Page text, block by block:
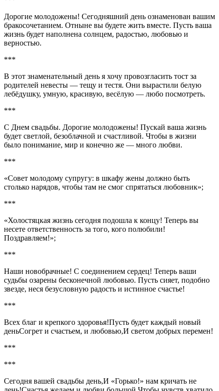
Дорогие молодожены! Сегодняшний день ознаменован вашим
бракосочетанием. Отныне вы будете жить вместе. Пусть ваша
жизнь будет наполнена солнцем, радостью, любовью и
верностью.
***
В этот знаменательный день я хочу провозгласить тост за
родителей невесты — тещу и тестя. Они вырастили белую
лебёдушку, умную, красивую, весёлую — любо посмотреть.
***
С Днем свадьбы. Дорогие молодожены! Пускай ваша жизнь
будет светлой, безоблачной и счастливой. Чтобы в жизни
было понимание, мир и конечно же — много любви.
***
«Совет молодому супругу: в шкафу жены должно быть
столько нарядов, чтобы там не смог спрятаться любовник»;
***
«Холостяцкая жизнь сегодня подошла к концу! Теперь вы
несете ответственность за того, кого полюбили!
Поздравляем!»;
***
Наши новобрачные! С соединением сердец! Теперь ваши
судьбы озарены бесконечной любовью. Пусть сияет, подобно
звезде, неся безусловную радость и истинное счастье!
***
Всех благ и крепкого здоровья!Пусть будет каждый новый
деньСогрет и счастьем, и любовью,И светом добрых перемен!
***
***
Сегодня вашей свадьбы день,И «Горько!» нам кричать не